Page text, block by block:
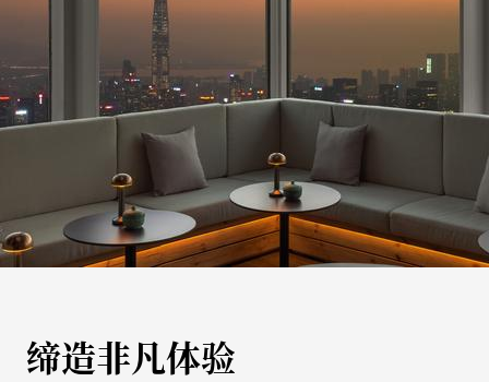
缔造非凡体验